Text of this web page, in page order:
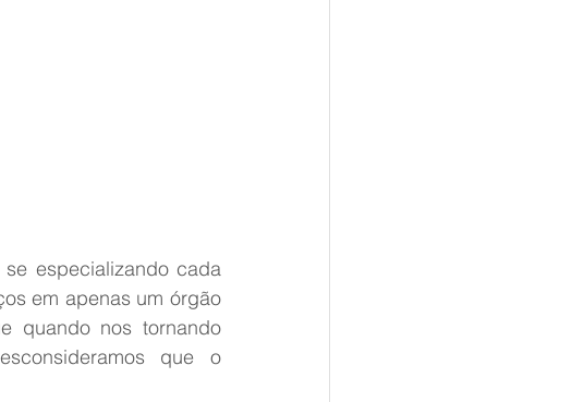
especializando cada
em apenas um órgão
quando nos tornando
que o